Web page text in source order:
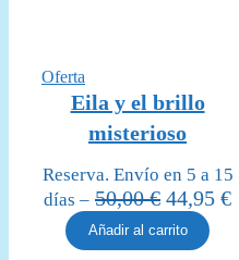
Oferta
en
oferta
Eila y el brillo
misterioso
Reserva. Envío en 5 a 15
días – 50,00€ El
precio
original
44,95 €El
Añadir al carrito